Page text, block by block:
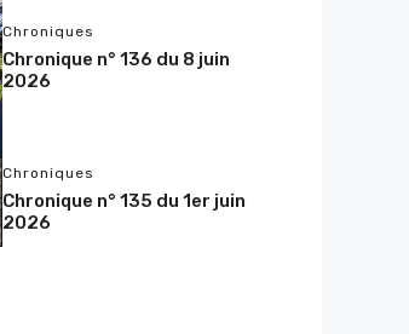
Chroniques
Chronique n° 136 du 8 juin
2026
Chroniques
Chronique n° 135 du 1er juin
2026